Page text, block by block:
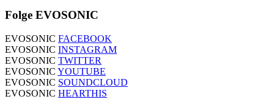
Folge EVOSONIC
EVOSONIC FACEBOOK
EVOSONIC INSTAGRAM
EVOSONIC TWITTER
EVOSONIC YOUTUBE
EVOSONIC SOUNDCLOUD
EVOSONIC HEARTHIS